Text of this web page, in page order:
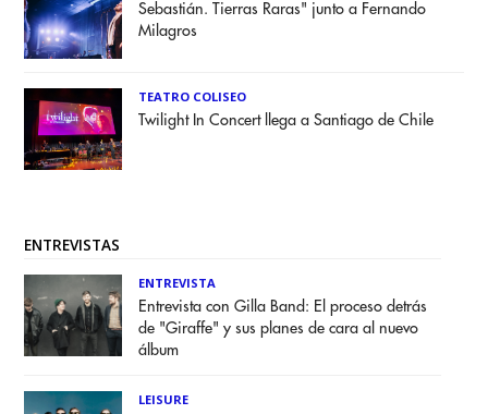
Sebastián. Tierras Raras" junto a Fernando
Milagros
TEATRO COLISEO
Twilight In Concert llega a Santiago de Chile
ENTREVISTAS
ENTREVISTA
Entrevista con Gilla Band: El proceso detrás
de "Giraffe" y sus planes de cara al nuevo
álbum
LEISURE